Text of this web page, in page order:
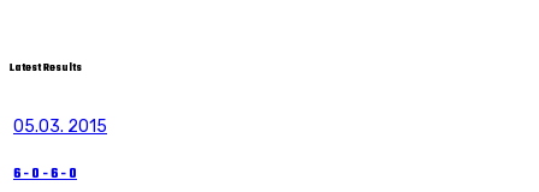
Latest Results
05.03. 2015
6-0-6-0